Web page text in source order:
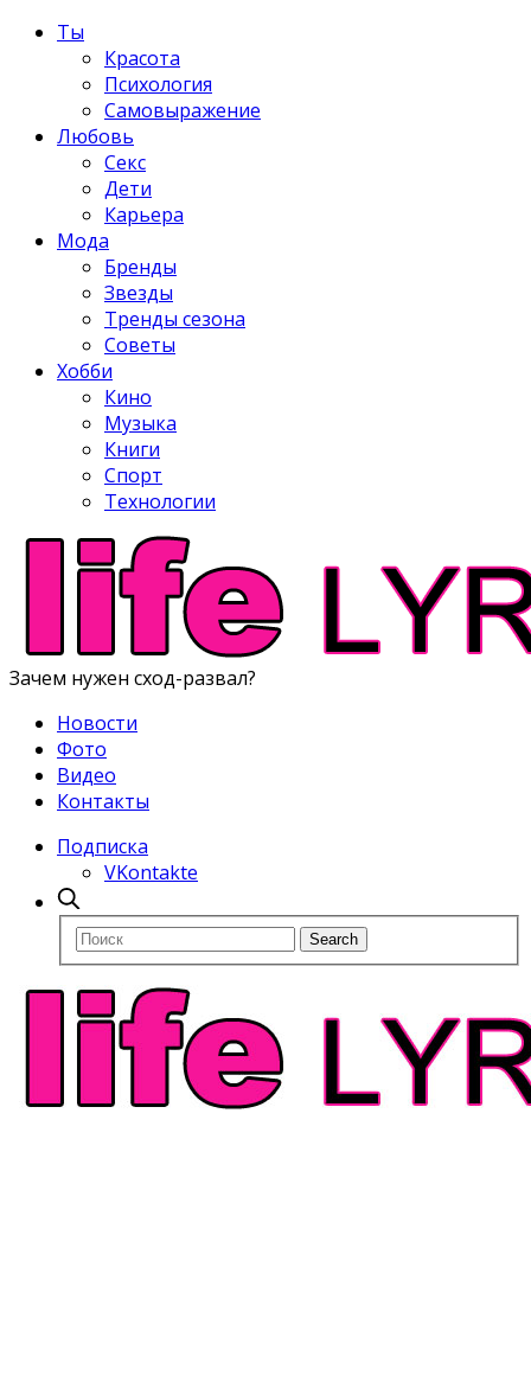
Ты
Красота
Психология
Самовыражение
Любовь
Секс
Дети
Карьера
Мода
Бренды
Звезды
Тренды сезона
Советы
Хобби
Кино
Музыка
Книги
Спорт
Технологии
Зачем нужен сход-развал?
Новости
Фото
Видео
Контакты
Подписка
VKontakte